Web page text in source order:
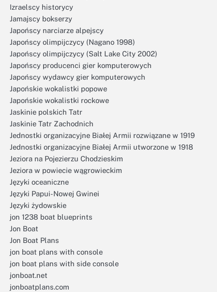
Izraelscy historycy
Jamajscy bokserzy
Japońscy narciarze alpejscy
Japońscy olimpijczycy (Nagano 1998)
Japońscy olimpijczycy (Salt Lake City 2002)
Japońscy producenci gier komputerowych
Japońscy wydawcy gier komputerowych
Japońskie wokalistki popowe
Japońskie wokalistki rockowe
Jaskinie polskich Tatr
Jaskinie Tatr Zachodnich
Jednostki organizacyjne Białej Armii rozwiązane w 1919
Jednostki organizacyjne Białej Armii utworzone w 1918
Jeziora na Pojezierzu Chodzieskim
Jeziora w powiecie wągrowieckim
Języki oceaniczne
Języki Papui-Nowej Gwinei
Języki żydowskie
jon 1238 boat blueprints
Jon Boat
Jon Boat Plans
jon boat plans with console
jon boat plans with side console
jonboat.net
jonboatplans.com